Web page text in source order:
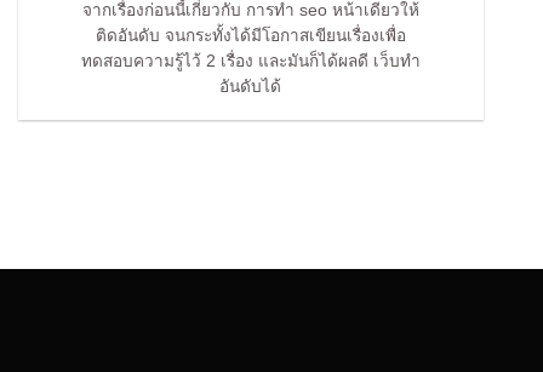
จากเรื่องก่อนนี้เกี่ยวกับ การทำ seo หน้าเดียวให้
ติดอันดับ จนกระทั้งได้มีโอกาสเขียนเรื่องเพื่อ
ทดสอบความรู้ไว้ 2 เรื่อง และมันก็ได้ผลดี เว็บทำ
อันดับได้